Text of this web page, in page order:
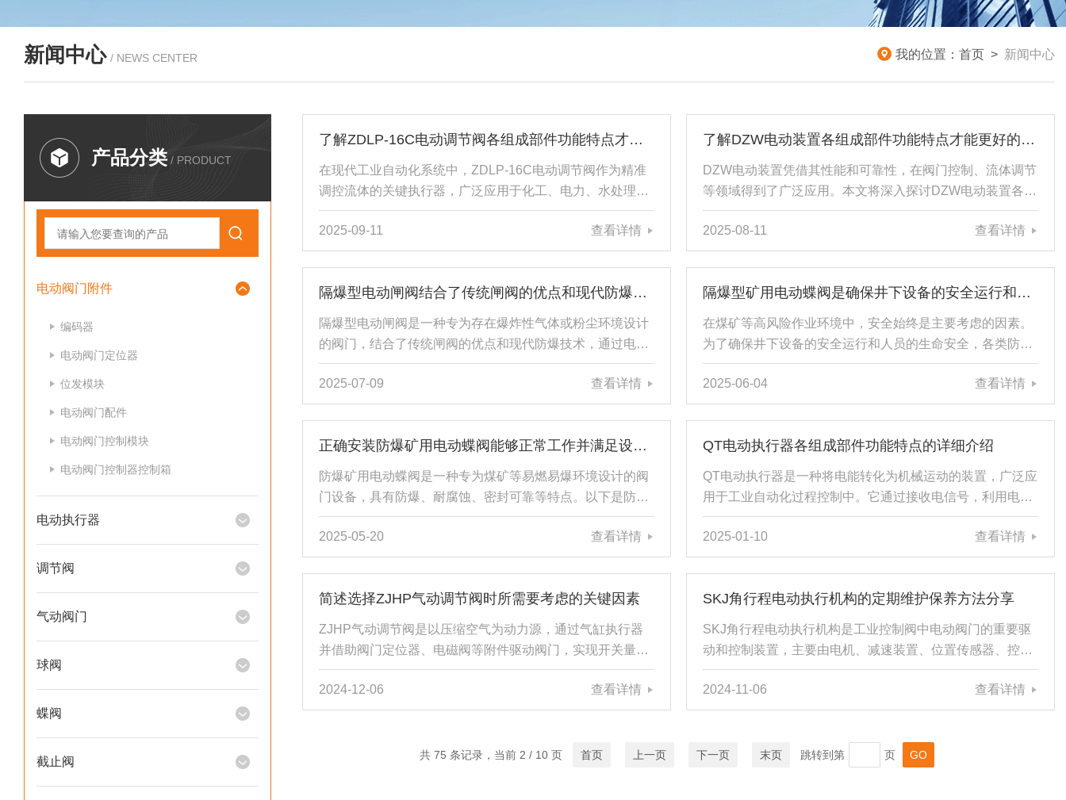
新闻中心 / NEWS CENTER 我的位置： 首页 > 新闻中心
产品分类 / PRODUCT
电动阀门附件
编码器
电动阀门定位器
位发模块
电动阀门配件
电动阀门控制模块
电动阀门控制器控制箱
电动执行器
调节阀
气动阀门
球阀
蝶阀
截止阀
了解ZDLP-16C电动调节阀各组成部件功能特点才能更好的使用它
在现代工业自动化系统中，ZDLP-16C电动调节阀作为精准
调控流体的关键执行器，广泛应用于化工、电力、水处理、
暖通空调等领域。它通过接收4-20mA或数字信号，自动调
节阀门开度，实现对流量、压力、温度、液位等工艺参数的
精确控制。ZDLP-16C电动调节阀的调控性能，源于多个精
体管理单元。1、阀体阀体是主体结构，直接承受管道压力
与介质腐蚀。常见材质为铸钢、不锈钢、球墨铸铁或特殊合
金，根据介质特性（如腐蚀性、温度）选型。主流结构...
2025-09-11 查看详情
了解DZW电动装置各组成部件功能特点才能更好的使用它
DZW电动装置凭借其性能和可靠性，在阀门控制、流体调节
等领域得到了广泛应用。本文将深入探讨DZW电动装置各组
成部件的功能特点，帮助您更好地理解其工作原理。一、电
机驱动单元1、高效动力源电机是动力来源，通常采用三相
异步电机或直流无刷电机。这些电机具有高效率、低噪音的
过载保护内置热敏电阻或其他形式的过载保护装置，能够在
电机过热时自动断电，防止因过载导致的损坏，延长使用寿
命。二、减速传动机构1、精确传动减速机通过齿轮组或多
2025-08-11 查看详情
隔爆型电动闸阀结合了传统闸阀的优点和现代防爆技术
隔爆型电动闸阀是一种专为存在爆炸性气体或粉尘环境设计
的阀门，结合了传统闸阀的优点和现代防爆技术，通过电动
执行机构驱动闸板升降，实现管道中介质的开启或关闭。其
隔爆结构能够在电气部分发生故障产生火花时，阻止火焰向
外传播，从而避免引起周围环境中的可燃气体或粉尘爆炸。
设计的电动执行器，可以通过远程控制系统或者现场手动操
作来驱动阀门开关。执行器内部集成了高性能电机和减速机
构，可以精确地控制闸板的位置。2、隔爆壳体该阀门显著
2025-07-09 查看详情
隔爆型矿用电动蝶阀是确保井下设备的安全运行和人员的生命安全的重要产品
在煤矿等高风险作业环境中，安全始终是主要考虑的因素。
为了确保井下设备的安全运行和人员的生命安全，各类防爆
设备的应用显得尤为重要。隔爆型矿用电动蝶阀作为一种专
门设计用于易燃易爆环境的阀门产品，在矿山通风、排水及
气体输送系统中发挥着重要的作用。本文将详细介绍隔爆型
一、结构特点与工作原理隔爆型矿用电动蝶阀采用了特殊的
隔爆设计，能够在存在爆炸性气体或粉尘的危险场所正常工
作。其主要组成部分包括阀体、阀板、电动执行机构以及隔
2025-06-04 查看详情
正确安装防爆矿用电动蝶阀能够正常工作并满足设计要求
防爆矿用电动蝶阀是一种专为煤矿等易燃易爆环境设计的阀
门设备，具有防爆、耐腐蚀、密封可靠等特点。以下是防爆
矿用电动蝶阀的详细使用方法：一、安装前准备检查设备：
在安装前，需仔细检查防爆矿用电动蝶阀的规格、型号是否
与管道系统的设计要求相符，包括公称通径、公称压力、适
形，特别是蝶板、密封圈、阀杆、电动执行器等关键部件。
准备工具：准备好安装所需的工具，如扳手、螺丝刀、垫
片、密封材料等。清理现场：清理管道安装现场，确保管道
2025-05-20 查看详情
QT电动执行器各组成部件功能特点的详细介绍
QT电动执行器是一种将电能转化为机械运动的装置，广泛应
用于工业自动化过程控制中。它通过接收电信号，利用电动
机驱动，实现对阀门、泵、门窗等设备的远程控制和调节，
具有能源取用方便、信号传输速度快、便于集中控制、灵敏
度和精度高等优点。以下是关于QT电动执行器各组成部件功
核心组件，主要负责将电能转换为机械能，驱动运动。电机
的功率大小直接影响到执行器的扭矩和速度，不同的应用场
景需要选择适合的电机功率。2、减速机：减速机通常与电
2025-01-10 查看详情
简述选择ZJHP气动调节阀时所需要考虑的关键因素
ZJHP气动调节阀是以压缩空气为动力源，通过气缸执行器
并借助阀门定位器、电磁阀等附件驱动阀门，实现开关量或
比例式调节的自动化控制仪表。它能够接收工业自动化控制
系统的控制信号，完成对管道介质流量、压力、温度等工艺
参数的精确调节。正确选择合适的ZJHP气动调节阀可以确
下关键因素：1、工作环境条件：要考虑工作环境的特点，
2024-12-06 查看详情
SKJ角行程电动执行机构的定期维护保养方法分享
SKJ角行程电动执行机构是工业控制阀中电动阀门的重要驱
动和控制装置，主要由电机、减速装置、位置传感器、控制
单元及机械传动机构组成，接收来自上位系统的控制信号
（如4~20mA电流信号），通过内置电机启动并带动减速装
置旋转，实现对阀门或其他角位移设备的准确控制。为了确
定期维护保养至关重要。下面将介绍详细的定期维护保养方
2024-11-06 查看详情
共 75 条记录，当前 2 / 10 页 首页 上一页 下一页 末页 跳转到第 页